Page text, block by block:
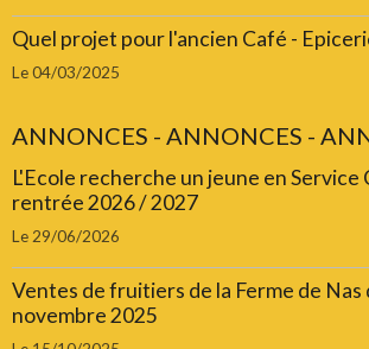
Quel projet pour l'ancien Café -
Le 04/03/2025
ANNONCES - ANNONCES -
L'Ecole recherche un jeune en Service
rentrée 2026 / 2027
Le 29/06/2026
Ventes de fruitiers de la Ferme de Nas
novembre 2025